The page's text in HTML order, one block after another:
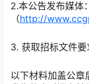
2.本公告发布媒体
（http://
3. 获取招标文件要
以下材料加盖公章